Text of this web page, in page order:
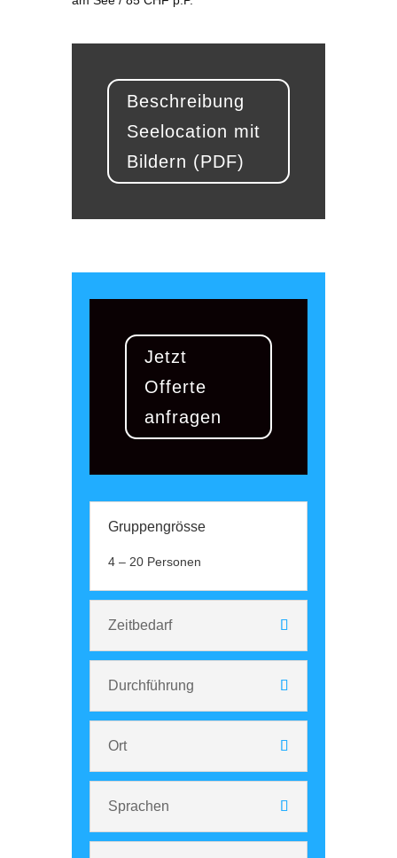
Beschreibung
Seelocation mit
Bildern (PDF)
Jetzt
Offerte
anfragen
Gruppengrösse
4 – 20 Personen
Zeitbedarf
Durchführung
Ort
Sprachen